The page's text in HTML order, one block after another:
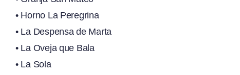
• Horno La Peregrina
• La Despensa de Marta
• La Oveja que Bala
• La Sola